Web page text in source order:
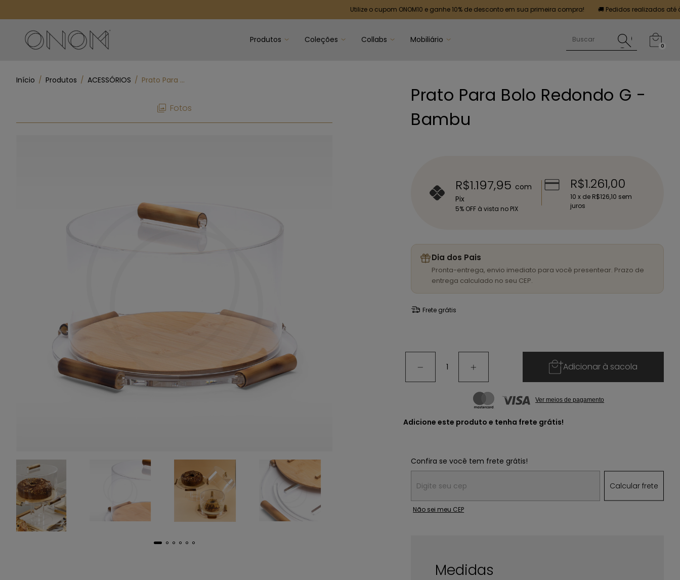
Utilize o cupom ONOM10 e ganhe 10% de desconto em sua primeira compra! 🚚 Pedidos realizados até às 12h
Produtos Coleções Collabs Mobiliário
0
Início / Produtos / ACESSÓRIOS / Prato Para Bolo Redondo G - Bambu
Fotos
Prato Para Bolo Redondo G -
Bambu
R$1.197,95 com
Pix
5% OFF à vista no PIX
R$1.261,00
10 x de R$126,10 sem
juros
Dia dos Pais
Pronta-entrega, envio imediato para você presentear. Prazo de
entrega calculado no seu CEP.
Frete grátis
Adicionar à sacola
Ver meios de pagamento
Adicione este produto e tenha frete grátis!
Confira se você tem frete grátis!
Entregas para o CEP:
Calcular frete
Não sei meu CEP
Medidas